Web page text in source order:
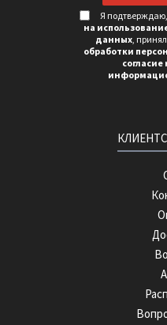
Я
на
данных, принял
обработки